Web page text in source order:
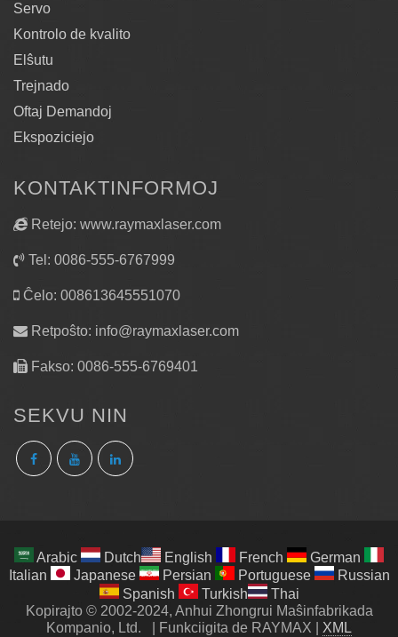
Servo
Kontrolo de kvalito
Elŝutu
Trejnado
Oftaj Demandoj
Ekspoziciejo
KONTAKTINFORMOJ
Retejo: www.raymaxlaser.com
Tel: 0086-555-6767999
Ĉelo: 008613645551070
Retpoŝto: info@raymaxlaser.com
Fakso: 0086-555-6769401
SEKVU NIN
Arabic Dutch English French
German
Italian
Japanese Persian Portuguese
Russian
Spanish
Turkish
Thai
Kopirajto © 2002-2024, Anhui Zhongrui Maŝinfabrikada
Kompanio, Ltd.
Funkciigita de RAYMAX
XML